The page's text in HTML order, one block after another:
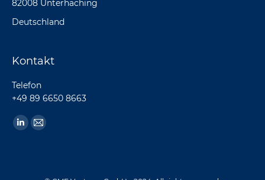
82008 Unterhaching
Deutschland
Kontakt
Telefon
+49 89 6650 8663
Finden Sie uns auf:
Linkedin
E-
opens